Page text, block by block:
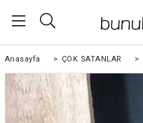
Anasayfa > ÇOK SATANLAR >